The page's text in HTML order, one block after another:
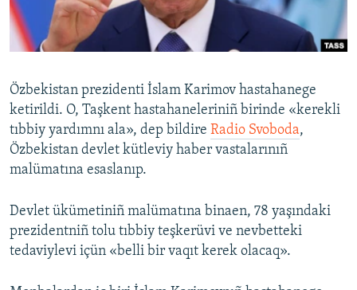
Русский
Українською
QOŞULIÑIZ!
RFE/RS bütün saytları
Özbekistan prezidenti İslam Karimov hastahanege
ketirildi. O, Taşkent hastahaneleriniñ birinde «kerekli
tıbbiy yardımnı ala», dep bildire Radio Svoboda,
Özbekistan devlet kütleviy haber vastalarınıñ
malümatına esaslanıp.
Devlet ükümetiniñ malümatına binaen, 78 yaşındaki
prezidentniñ tolu tıbbiy teşkerüvi ve nevbetteki
tedaviylevi içün «belli bir vaqıt kerek olacaq».